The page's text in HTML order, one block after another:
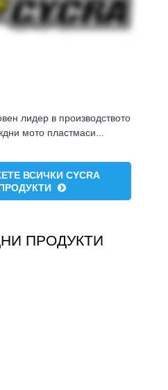
лидер в производството
мото пластмаси...
ВСИЧКИ CYCRA
ПРОДУКТИ